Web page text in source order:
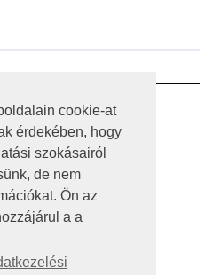
cookie-at
érdekében, hogy
szokásairól
de nem
Ön az
a a